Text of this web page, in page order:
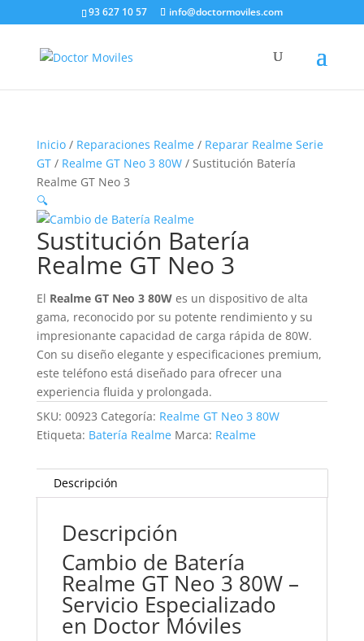
93 627 10 57 info@doctormoviles.com
Inicio/ Reparaciones Realme/ Reparar Realme Serie
GT/ Realme GT Neo 3 80W/ Sustitución Batería
Realme GT Neo 3
🔍
Sustitución Batería
Realme GT Neo 3
El Realme GT Neo 3 80Wes un dispositivo de alta
gama, reconocido por su potente rendimiento y su
impresionante capacidad de carga rápida de 80W.
Con su diseño elegante y especificaciones premium,
este teléfono está diseñado para ofrecer una
experiencia fluida y prolongada.
SKU: 00923 Categoría: Realme GT Neo 3 80W
Etiqueta: Batería Realme Marca: Realme
Descripción
Descripción
Cambio de Batería
Realme GT Neo 3 80W –
Servicio Especializado
en Doctor Móviles